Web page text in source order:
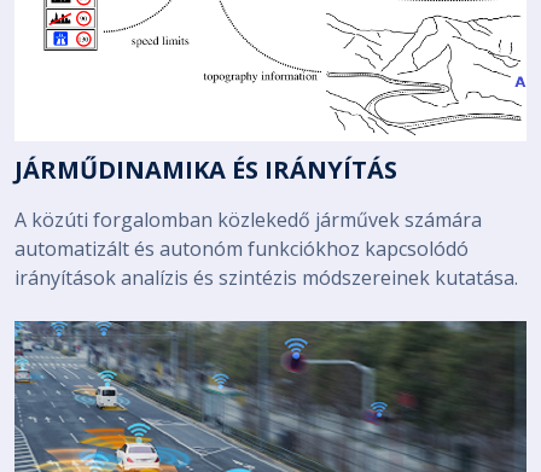
JÁRMŰDINAMIKA ÉS IRÁNYÍTÁS
A közúti forgalomban közlekedő járművek számára
automatizált és autonóm funkciókhoz kapcsolódó
irányítások analízis és szintézis módszereinek kutatása.